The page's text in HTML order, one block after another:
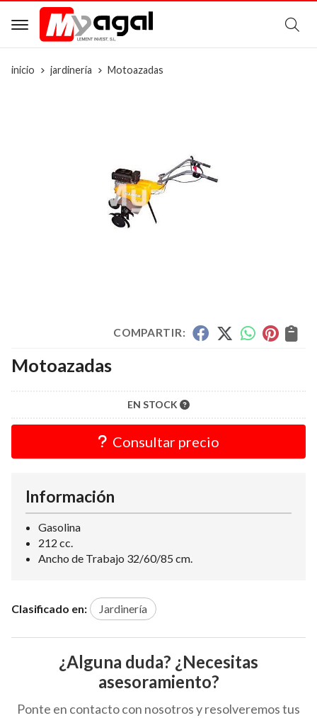
inicio jardinería Motoazadas
COMPARTIR:
Motoazadas
EN STOCK
Consultar precio
Información
Gasolina
212 cc.
Ancho de Trabajo 32/60/85 cm.
Clasificado en: Jardinería
¿Alguna duda? ¿Necesitas
asesoramiento?
Ponte en contacto con nosotros y resolveremos tus